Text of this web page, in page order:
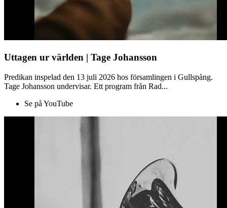
Uttagen ur världen | Tage Johansson
Predikan inspelad den 13 juli 2026 hos församlingen i Gullspång.
Tage Johansson undervisar. Ett program från Rad...
Se på YouTube